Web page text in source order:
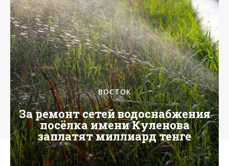
ВОСТОК
За ремонт сетей водоснабжения
посёлка имени Куленова
заплатят миллиард тенге